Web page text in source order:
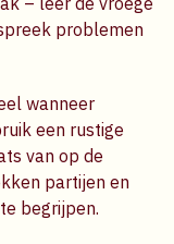
problemen
wanneer
een rustige
van op de
partijen en
begrijpen.